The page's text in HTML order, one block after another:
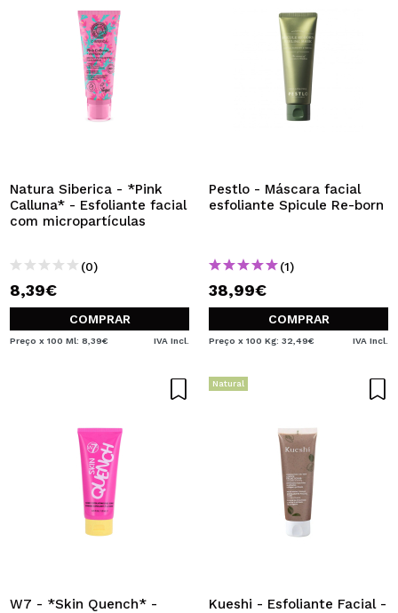
Natura Siberica - *Pink
Calluna* - Esfoliante facial
com micropartículas
(0)
8,39€
COMPRAR
Preço x 100 Ml: 8,39€ IVA Incl.
Pestlo - Máscara facial
esfoliante Spicule Re-born
(1)
38,99€
COMPRAR
Preço x 100 Kg: 32,49€ IVA Incl.
W7 - *Skin Quench* -
Natural
Kueshi - Esfoliante Facial -